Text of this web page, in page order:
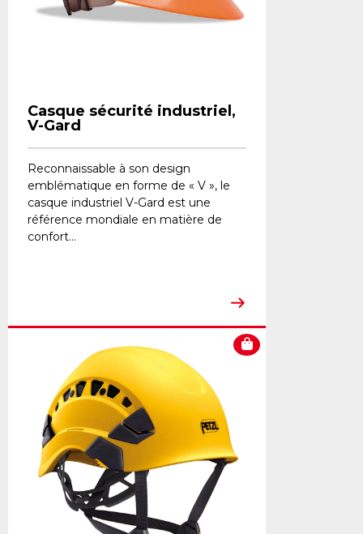
Casque sécurité industriel,
V-Gard
Reconnaissable à son design
emblématique en forme de « V », le
casque industriel V-Gard est une
référence mondiale en matière de
confort...